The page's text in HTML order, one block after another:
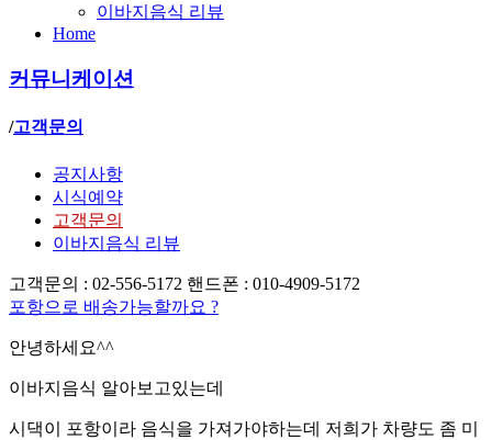
이바지음식 리뷰
Home
커뮤니케이션
/고객문의
공지사항
시식예약
고객문의
이바지음식 리뷰
고객문의 : 02-556-5172 핸드폰 : 010-4909-5172
포항으로 배송가능할까요 ?
안녕하세요^^
이바지음식 알아보고있는데
시댁이 포항이라 음식을 가져가야하는데 저희가 차량도 좀 미